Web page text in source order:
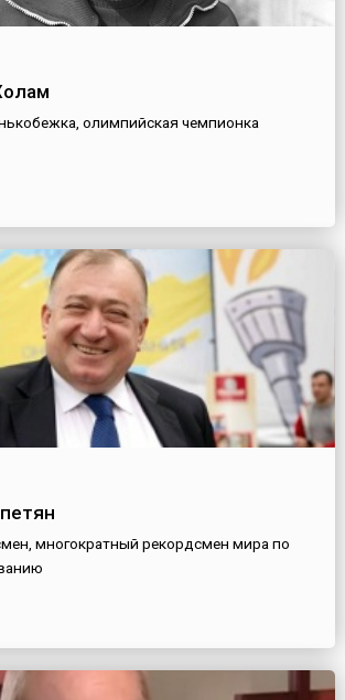
олимпийская чемпионка
многократный рекордсмен мира по